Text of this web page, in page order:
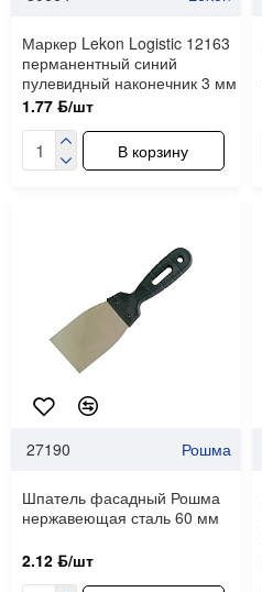
Маркер Lekon Logistic 12163
перманентный синий
пулевидный наконечник 3 мм
1.77 ƃ/шт
В корзину
27190 Рошма
Шпатель фасадный Рошма
нержавеющая сталь 60 мм
2.12 ƃ/шт